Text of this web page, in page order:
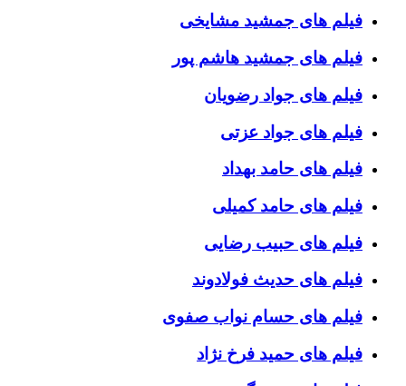
فیلم های جمشید مشایخی
فیلم های جمشید هاشم پور
فیلم های جواد رضویان
فیلم های جواد عزتی
فیلم های حامد بهداد
فیلم های حامد کمیلی
فیلم های حبیب رضایی
فیلم های حدیث فولادوند
فیلم های حسام نواب صفوی
فیلم های حمید فرخ نژاد